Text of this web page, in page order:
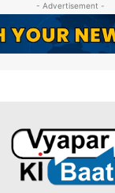
- Advertisement -